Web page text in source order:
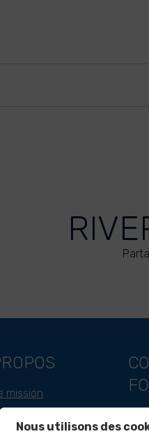
mission
approche
Nous utilisons des